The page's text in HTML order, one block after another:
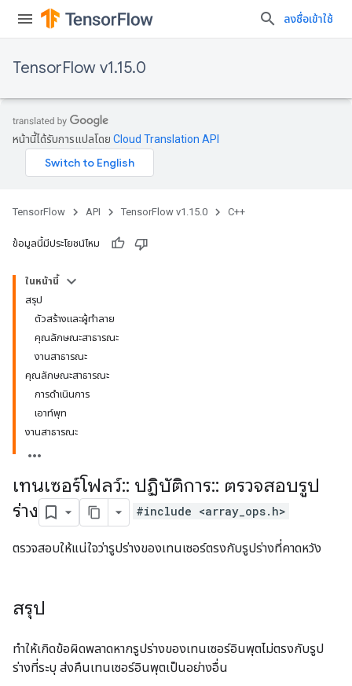
ลงชื่อเข้าใช้
TensorFlow v1.15.0
หน้านี้ได้รับการแปลโดย Cloud Translation API
TensorFlow API TensorFlow v1.15.0 C++
ข้อมูลนี้มีประโยชน์ไหม
ในหน้านี้
สรุป
ตัวสร้างและผู้ทำลาย
คุณลักษณะสาธารณะ
งานสาธารณะ
คุณลักษณะสาธารณะ
การดำเนินการ
เอาท์พุท
งานสาธารณะ
เทนเซอร์โฟลว์:: ปฏิบัติการ:: ตรวจสอบรูป
ร่าง
#include <array_ops.h>
ตรวจสอบให้แน่ใจว่ารูปร่างของเทนเซอร์ตรงกับรูปร่างที่คาดหวัง
สรุป
ทำให้เกิดข้อผิดพลาดหากรูปร่างของเทนเซอร์อินพุตไม่ตรงกับรูป
ร่างที่ระบุ ส่งคืนเทนเซอร์อินพุตเป็นอย่างอื่น